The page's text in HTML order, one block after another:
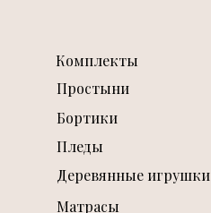
Комплекты
Простыни
Бортики
Матрасы
Пледы
Деревянные игрушки